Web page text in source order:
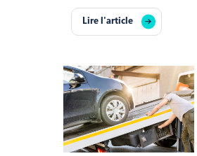
Lire l'article